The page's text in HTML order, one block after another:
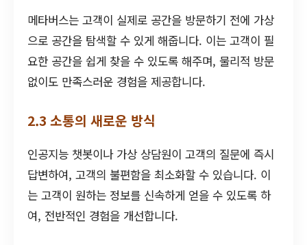
메타버스는 고객이 실제로 공간을 방문하기 전에 가상
으로 공간을 탐색할 수 있게 해줍니다. 이는 고객이 필
요한 공간을 쉽게 찾을 수 있도록 해주며, 물리적 방문
없이도 만족스러운 경험을 제공합니다.
2.3 소통의 새로운 방식
인공지능 챗봇이나 가상 상담원이 고객의 질문에 즉시
답변하여, 고객의 불편함을 최소화할 수 있습니다. 이
는 고객이 원하는 정보를 신속하게 얻을 수 있도록 하
여, 전반적인 경험을 개선합니다.